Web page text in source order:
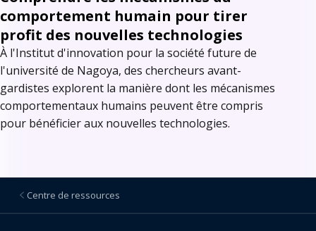
comportement humain pour tirer
profit des nouvelles technologies
À l'Institut d'innovation pour la société future de
l'université de Nagoya, des chercheurs avant-
gardistes explorent la manière dont les mécanismes
comportementaux humains peuvent être compris
pour bénéficier aux nouvelles technologies.
Centre de ressources